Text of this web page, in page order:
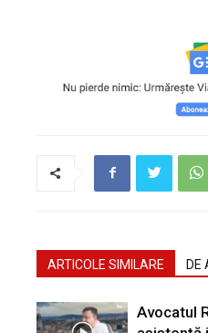
ARTICOLE SIMILARE DE
Avocatul